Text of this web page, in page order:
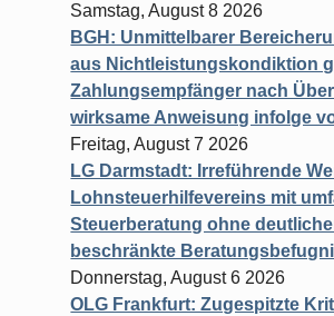
Samstag, August 8 2026
BGH: Unmittelbarer
aus Nichtleistungskondiktion
Zahlungsempfänger nach
wirksame Anweisung infolge
Freitag, August 7 2026
LG Darmstadt: Irreführende
Lohnsteuerhilfevereins mit
Steuerberatung ohne
beschränkte
Donnerstag, August 6 2026
OLG Frankfurt: Zugespitzte